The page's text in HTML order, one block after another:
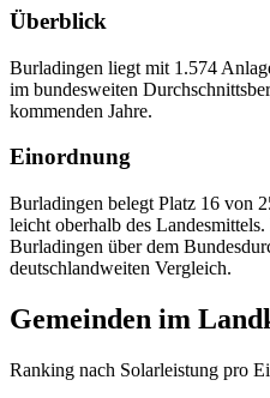
Überblick
Burladingen liegt mit 1.574
im bundesweiten
kommenden Jahre.
Einordnung
Burladingen belegt Platz 16 von
leicht oberhalb des
Burladingen über dem
deutschlandweiten Vergleich.
Gemeinden im
Ranking nach Solarleistung pro